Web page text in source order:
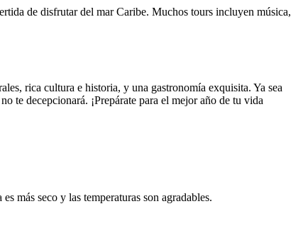
de disfrutar del mar Caribe. Muchos tours incluyen música,
rica cultura e historia, y una gastronomía exquisita. Ya sea
te decepcionará. ¡Prepárate para el mejor año de tu vida
más seco y las temperaturas son agradables.